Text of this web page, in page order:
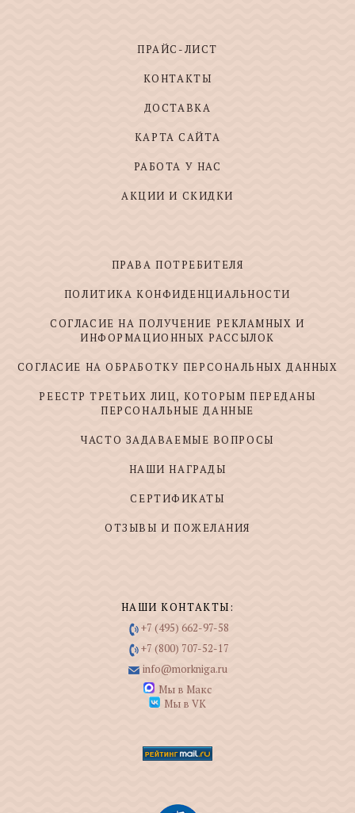
ПРАЙС-ЛИСТ
КОНТАКТЫ
ДОСТАВКА
КАРТА САЙТА
РАБОТА У НАС
АКЦИИ И СКИДКИ
ПРАВА ПОТРЕБИТЕЛЯ
ПОЛИТИКА КОНФИДЕНЦИАЛЬНОСТИ
СОГЛАСИЕ НА ПОЛУЧЕНИЕ РЕКЛАМНЫХ И
ИНФОРМАЦИОННЫХ РАССЫЛОК
СОГЛАСИЕ НА ОБРАБОТКУ ПЕРСОНАЛЬНЫХ ДАННЫХ
РЕЕСТР ТРЕТЬИХ ЛИЦ, КОТОРЫМ ПЕРЕДАНЫ
ПЕРСОНАЛЬНЫЕ ДАННЫЕ
ЧАСТО ЗАДАВАЕМЫЕ ВОПРОСЫ
НАШИ НАГРАДЫ
СЕРТИФИКАТЫ
ОТЗЫВЫ И ПОЖЕЛАНИЯ
НАШИ КОНТАКТЫ:
+7 (495) 662-97-58
+7 (800) 707-52-17
info@morkniga.ru
Мы в Макс
Мы в VK